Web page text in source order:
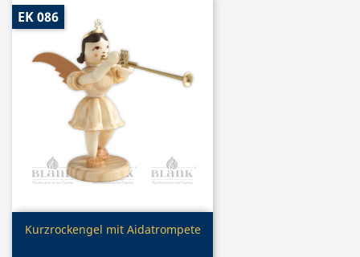
Vorschau
Kurzrockengel mit Aidatrompete
EK 086